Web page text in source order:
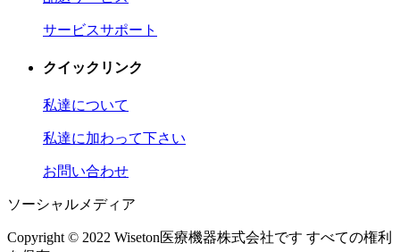
サービスサポート
クイックリンク
私達について
私達に加わって下さい
お問い合わせ
ソーシャルメディア
Copyright © 2022 Wiseton医療機器株式会社です すべての権利